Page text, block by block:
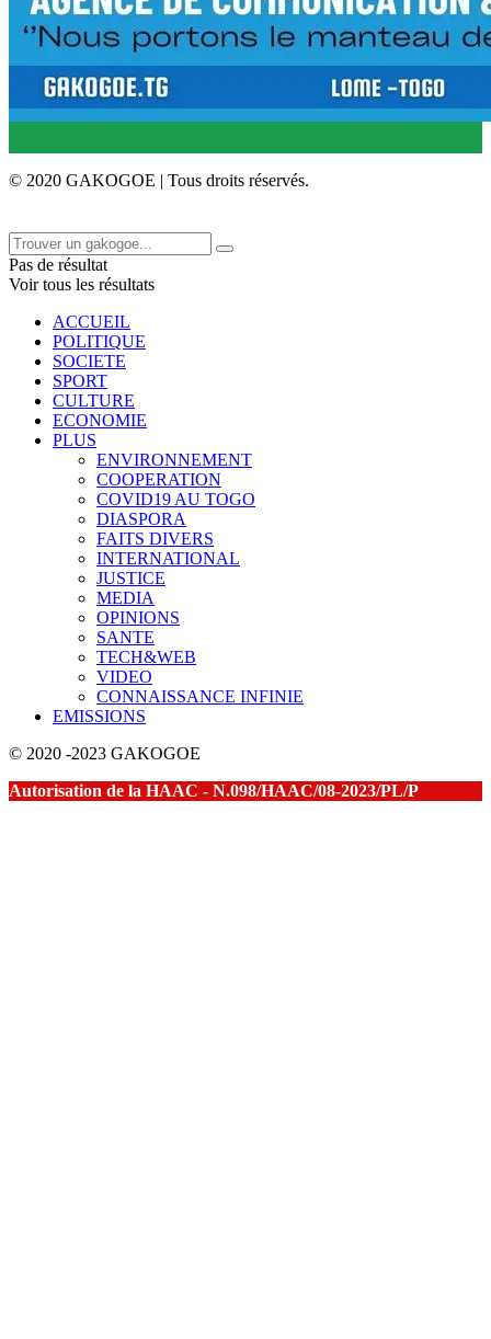
© 2020 GAKOGOE | Tous droits réservés.
Pas de résultat
Voir tous les résultats
ACCUEIL
POLITIQUE
SOCIETE
SPORT
CULTURE
ECONOMIE
PLUS
ENVIRONNEMENT
COOPERATION
COVID19 AU TOGO
DIASPORA
FAITS DIVERS
INTERNATIONAL
JUSTICE
MEDIA
OPINIONS
SANTE
TECH&WEB
VIDEO
CONNAISSANCE INFINIE
EMISSIONS
© 2020 -2023 GAKOGOE
Autorisation de la HAAC - N.098/HAAC/08-2023/PL/P